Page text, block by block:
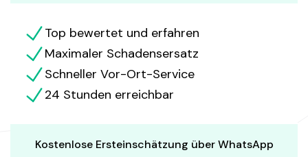
Top bewertet und erfahren
Maximaler Schadensersatz
Schneller Vor-Ort-Service
24 Stunden erreichbar
Kostenlose Ersteinschätzung über WhatsApp